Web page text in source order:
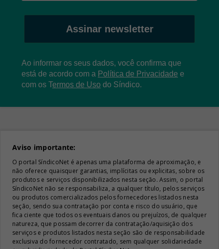
Assinar newsletter
Ao informar os seus dados, você confirma que
está de acordo com a Política de Privacidade e
com os Termos de Uso do Síndico.
Aviso importante:
O portal SíndicoNet é apenas uma plataforma de aproximação, e
não oferece quaisquer garantias, implícitas ou explicitas, sobre os
produtos e serviços disponibilizados nesta seção. Assim, o portal
SíndicoNet não se responsabiliza, a qualquer título, pelos serviços
ou produtos comercializados pelos fornecedores listados nesta
seção, sendo sua contratação por conta e risco do usuário, que
fica ciente que todos os eventuais danos ou prejuízos, de qualquer
natureza, que possam decorrer da contratação/aquisição dos
serviços e produtos listados nesta seção são de responsabilidade
exclusiva do fornecedor contratado, sem qualquer solidariedade